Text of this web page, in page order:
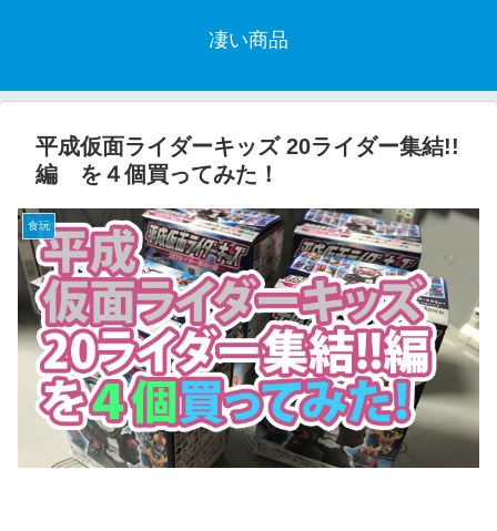
凄い商品
平成仮面ライダーキッズ 20ライダー集結!!
編 を４個買ってみた！
食玩